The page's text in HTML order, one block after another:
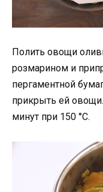
Полить овощи
розмарином и
пергаментной
прикрыть ей
минут при 150 °C.